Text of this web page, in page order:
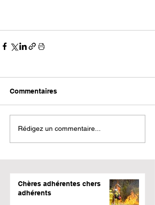
Commentaires
Rédigez un commentaire...
Chères adhérentes chers
adhérents